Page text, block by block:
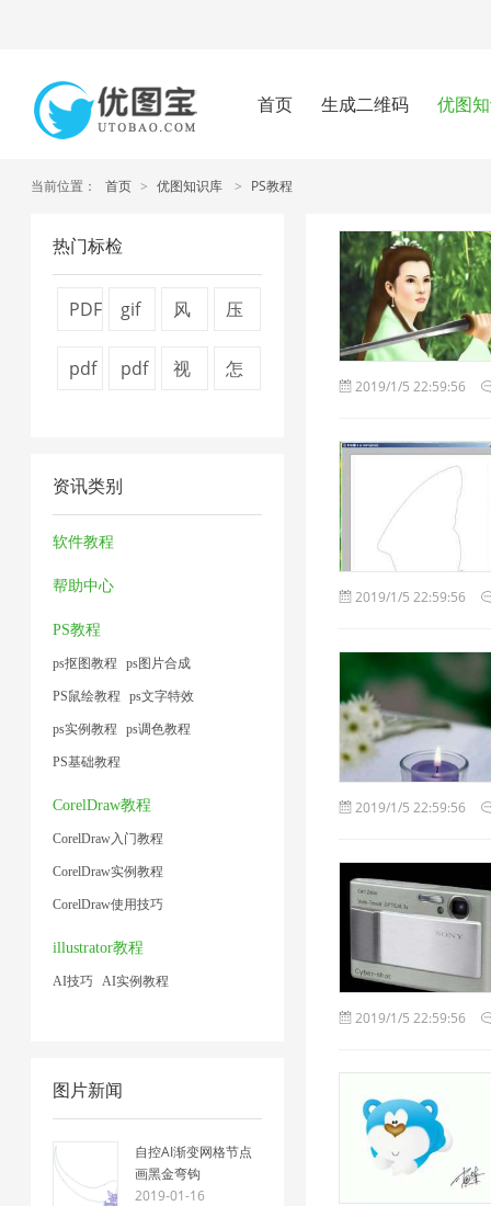
首页 生成二维码 优图
当前位置： 首页 > 优图知识库 > PS教程
热门标检
PDF
缩
1
gif
缩
2
风
压
pdf
压
缩
1
pdf
方
视
怎
资讯类别
软件教程
帮助中心
PS教程
ps抠图教程 ps图片合成
PS鼠绘教程 ps文字特效
ps实例教程 ps调色教程
PS基础教程
CorelDraw教程
CorelDraw入门教程
CorelDraw实例教程
CorelDraw使用技巧
illustrator教程
AI技巧 AI实例教程
图片新闻
自控AI渐变网格节点
画黑金弯钩
2019-01-16
2019/1/5 22:59:56
2019/1/5 22:59:56
2019/1/5 22:59:56
2019/1/5 22:59:56